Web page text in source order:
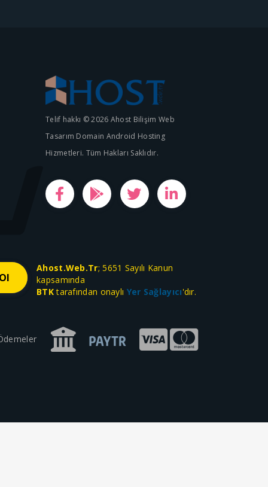
Telif hakkı © 2026 Ahost Bilişim Web
Tasarım Domain Android Hosting
Hizmetleri. Tüm Hakları Saklıdır.
Ahost.Web.Tr; 5651 Sayılı Kanun
kapsamında
BTKtarafından onaylı Yer Sağlayıcı'dır.